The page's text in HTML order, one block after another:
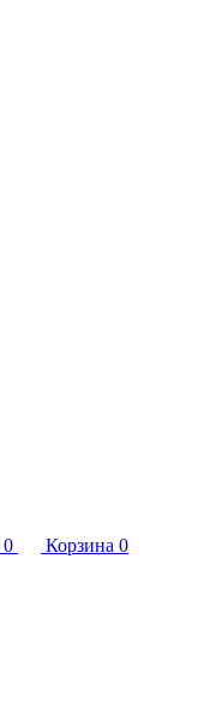
0 Корзина 0